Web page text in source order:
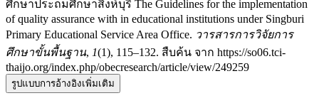
ศึกษาประถมศึกษาสิงห์บุรี The Guidelines for the implementation
of quality assurance with in educational institutions under Singburi
Primary Educational Service Area Office. วารสารการวิจัยการ
ศึกษาขั้นพื้นฐาน, 1(1), 115–132. สืบค้น จาก https://so06.tci-
thaijo.org/index.php/obecresearch/article/view/249259
รูปแบบการอ้างอิงเพิ่มเติม